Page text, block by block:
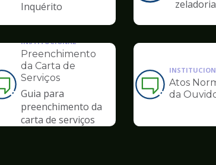
de
Ouvidoria
Inquérito
zeladoria
Ilustração
da
pagina
de
INSTITUCIONAL
Preenchimento
da Carta de
Serviços
Guia para
preenchimento da
carta de serviços
Ilustração
da
de
Atos
da